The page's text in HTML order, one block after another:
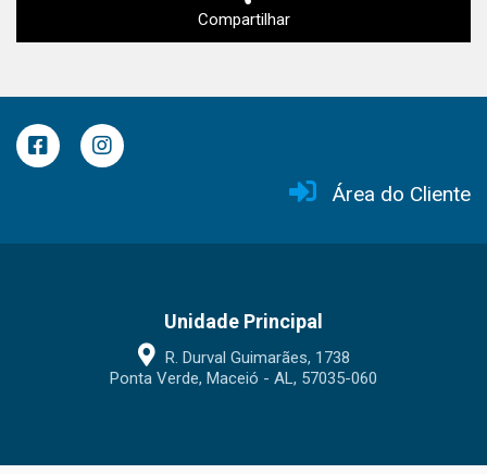
Compartilhar
Área do Cliente
Unidade Principal
R. Durval Guimarães, 1738
Ponta Verde, Maceió - AL, 57035-060